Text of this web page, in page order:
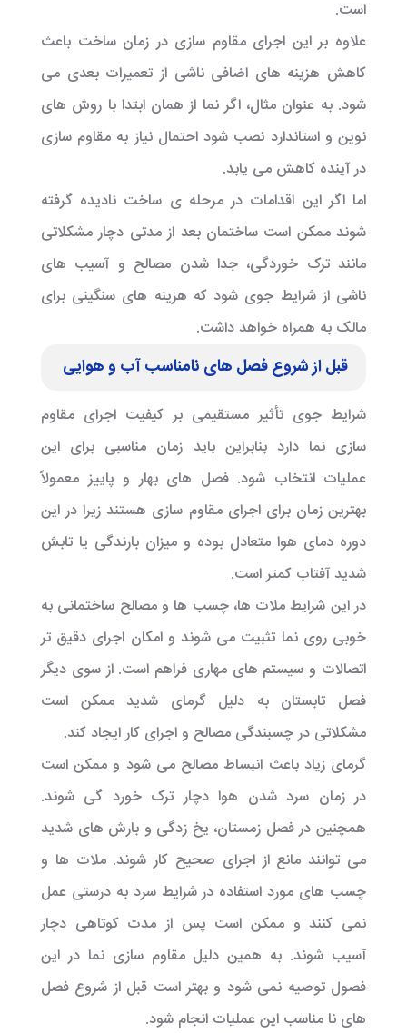
است.
علاوه بر این اجرای مقاوم سازی در زمان ساخت باعث
کاهش هزینه های اضافی ناشی از تعمیرات بعدی می
شود. به عنوان مثال، اگر نما از همان ابتدا با روش های
نوین و استاندارد نصب شود احتمال نیاز به مقاوم سازی
در آینده کاهش می یابد.
اما اگر این اقدامات در مرحله ی ساخت نادیده گرفته
شوند ممکن است ساختمان بعد از مدتی دچار مشکلاتی
مانند ترک خوردگی، جدا شدن مصالح و آسیب های
ناشی از شرایط جوی شود که هزینه های سنگینی برای
مالک به همراه خواهد داشت.
قبل از شروع فصل های نامناسب آب و هوایی
شرایط جوی تأثیر مستقیمی بر کیفیت اجرای مقاوم
سازی نما دارد بنابراین باید زمان مناسبی برای این
عملیات انتخاب شود. فصل های بهار و پاییز معمولاً
بهترین زمان برای اجرای مقاوم سازی هستند زیرا در این
دوره دمای هوا متعادل بوده و میزان بارندگی یا تابش
شدید آفتاب کمتر است.
در این شرایط ملات ها، چسب ها و مصالح ساختمانی به
خوبی روی نما تثبیت می شوند و امکان اجرای دقیق تر
اتصالات و سیستم های مهاری فراهم است. از سوی دیگر
فصل تابستان به دلیل گرمای شدید ممکن است
مشکلاتی در چسبندگی مصالح و اجرای کار ایجاد کند.
گرمای زیاد باعث انبساط مصالح می شود و ممکن است
در زمان سرد شدن هوا دچار ترک خورد گی شوند.
همچنین در فصل زمستان، یخ زدگی و بارش های شدید
می توانند مانع از اجرای صحیح کار شوند. ملات ها و
چسب های مورد استفاده در شرایط سرد به درستی عمل
نمی کنند و ممکن است پس از مدت کوتاهی دچار
آسیب شوند. به همین دلیل مقاوم سازی نما در این
فصول توصیه نمی شود و بهتر است قبل از شروع فصل
های نا مناسب این عملیات انجام شود.